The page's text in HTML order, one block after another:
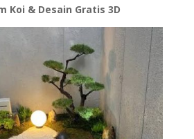
Koi & Desain Gratis 3D